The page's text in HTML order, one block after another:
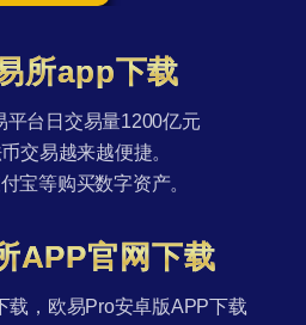
所app下载
平台日交易量1200亿元
交易越来越便捷。
宝等购买数字资产。
APP官网下载
载，欧易Pro安卓版APP下载